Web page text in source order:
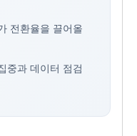
전환율을 끌어올
중과 데이터 점검